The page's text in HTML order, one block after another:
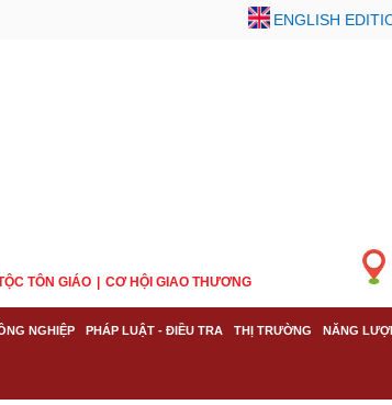
ENGLISH
TÔN GIÁO CƠ HỘI GIAO THƯƠNG
NGHIỆP PHÁP LUẬT - ĐIỀU TRA THỊ TRƯỜNG NĂNG